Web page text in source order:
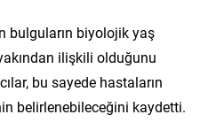
bulguların biyolojik yaş
ilişkili olduğunu
bu sayede hastaların
belirlenebileceğini kaydetti.